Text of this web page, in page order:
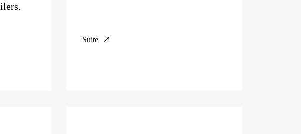
Suite